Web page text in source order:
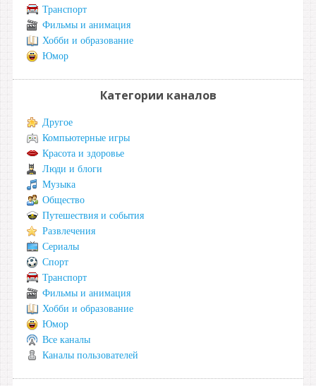
Транспорт
Фильмы и анимация
Хобби и образование
Юмор
Категории каналов
Другое
Компьютерные игры
Красота и здоровье
Люди и блоги
Музыка
Общество
Путешествия и события
Развлечения
Сериалы
Спорт
Транспорт
Фильмы и анимация
Хобби и образование
Юмор
Все каналы
Каналы пользователей